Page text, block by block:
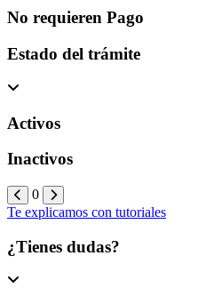
No requieren Pago
Estado del trámite
Activos
Inactivos
0
Te explicamos con tutoriales
¿Tienes dudas?